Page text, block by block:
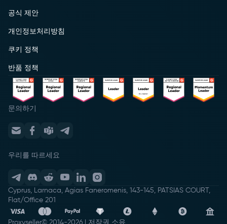
공식 제안
개인정보처리방침
쿠키 정책
반품 정책
문의하기
우리를 따르세요
Cyprus, Larnaca, Agias Faneromenis, 143-145, PATSIAS COURT,
Flat/Office 201